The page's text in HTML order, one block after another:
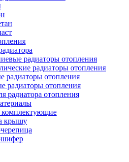
радиаторы отопления
радиаторы отопления
радиаторы отопления
радиаторы отопления
радиатора отопления
крышу